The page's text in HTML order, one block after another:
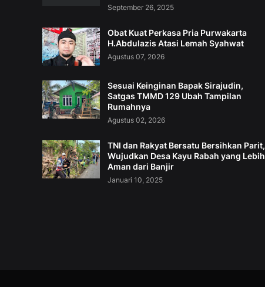
September 26, 2025
Obat Kuat Perkasa Pria Purwakarta
H.Abdulazis Atasi Lemah Syahwat
Agustus 07, 2026
Sesuai Keinginan Bapak Sirajudin,
Satgas TMMD 129 Ubah Tampilan
Rumahnya
Agustus 02, 2026
TNI dan Rakyat Bersatu Bersihkan Parit,
Wujudkan Desa Kayu Rabah yang Lebih
Aman dari Banjir
Januari 10, 2025